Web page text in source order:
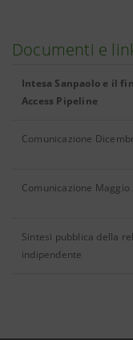
Documenti e
Intesa Sanpaolo e il
Access Pipeline
Comunicazione
Comunicazione Maggio
Sintesi pubblica della
indipendente